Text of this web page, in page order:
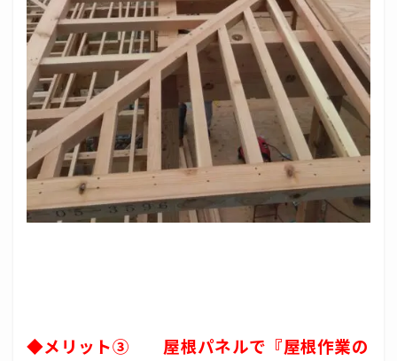
◆メリット③ 屋根パネルで『屋根作業の